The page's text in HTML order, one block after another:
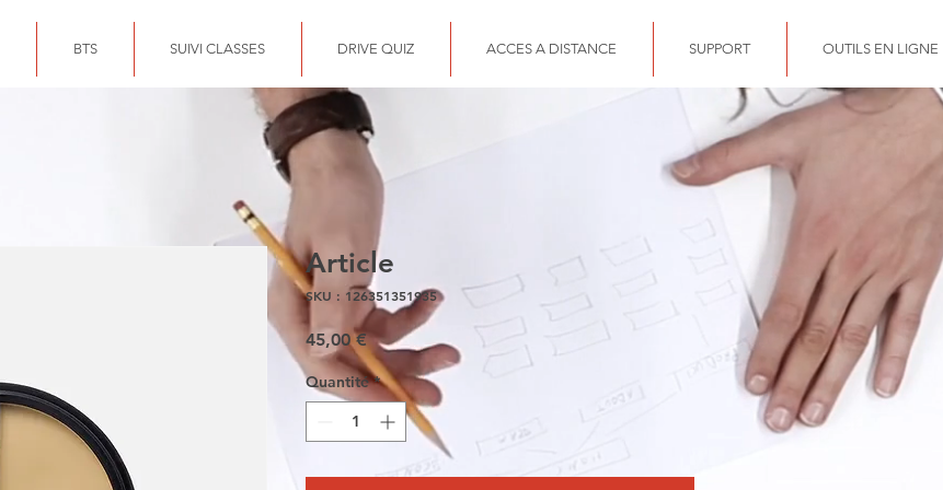
BTS SUIVI CLASSES DRIVE QUIZ ACCES A DISTANCE SUPPORT OUTILS EN LIGNE
Article
SKU : 126351351935
45,00 €Prix
Quantité *